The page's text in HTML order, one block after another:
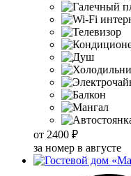
от 2400 ₽
за номер в августе